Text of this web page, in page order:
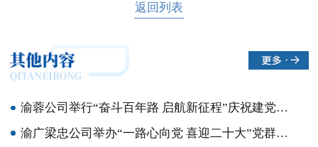
返回列表
渝蓉公司举行“奋斗百年路 启航新征程”庆祝建党百年系列活动
渝广梁忠公司举办“一路心向党 喜迎二十大”党群技能大赛暨知识竞赛